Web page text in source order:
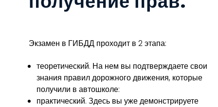
Экзамен в ГИБДД проходит в 2 этапа:
теоретический. На нем вы подтверждаете свои
знания правил дорожного движения, которые
получили в автошколе:
практический. Здесь вы уже демонстрируете